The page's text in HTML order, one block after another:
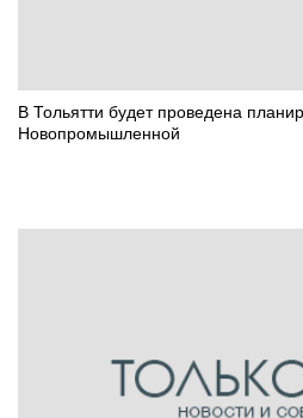
В Тольятти будет проведена
Новопромышленной